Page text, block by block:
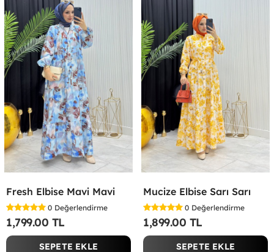
Fresh Elbise Mavi Mavi
0 Değerlendirme
1,799.00 TL
SEPETE EKLE
Mucize Elbise Sarı Sarı
0 Değerlendirme
1,899.00 TL
SEPETE EKLE